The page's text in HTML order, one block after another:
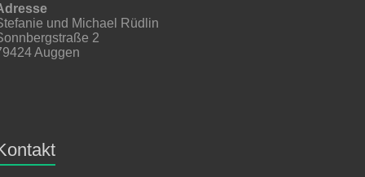
und Michael Rüdlin
2
Auggen